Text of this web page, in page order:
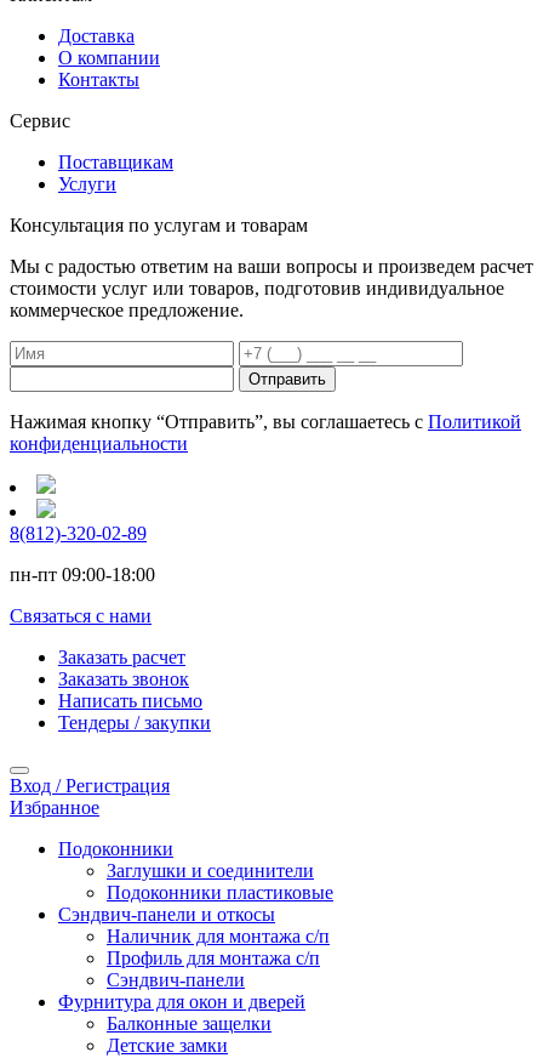
Доставка
О компании
Контакты
Сервис
Поставщикам
Услуги
Консультация по услугам и товарам
Мы с радостью ответим на ваши вопросы и произведем расчет
стоимости услуг или товаров, подготовив индивидуальное
коммерческое предложение.
Отправить
Нажимая кнопку “Отправить”, вы соглашаетесь с Политикой
конфиденциальности
8(812)-320-02-89
пн-пт 09:00-18:00
Связаться с нами
Заказать расчет
Заказать звонок
Написать письмо
Тендеры / закупки
Вход / Регистрация
Избранное
Подоконники
Заглушки и соединители
Подоконники пластиковые
Сэндвич-панели и откосы
Наличник для монтажа с/п
Профиль для монтажа с/п
Сэндвич-панели
Фурнитура для окон и дверей
Балконные защелки
Детские замки